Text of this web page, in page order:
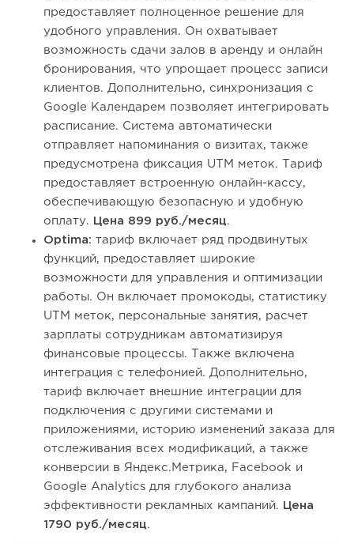
предоставляет полноценное решение для
удобного управления. Он охватывает
возможность сдачи залов в аренду и онлайн
бронирования, что упрощает процесс записи
клиентов. Дополнительно, синхронизация с
Google Календарем позволяет интегрировать
расписание. Система автоматически
отправляет напоминания о визитах, также
предусмотрена фиксация UTM меток. Тариф
предоставляет встроенную онлайн-кассу,
обеспечивающую безопасную и удобную
оплату.
Цена 899 руб./месяц.
Optima: тариф включает ряд продвинутых
функций, предоставляет широкие
возможности для управления и оптимизации
работы. Он включает промокоды, статистику
UTM меток, персональные занятия, расчет
зарплаты сотрудникам автоматизируя
финансовые процессы. Также включена
интеграция с телефонией. Дополнительно,
тариф включает внешние интеграции для
подключения с другими системами и
приложениями, историю изменений заказа для
отслеживания всех модификаций, а также
конверсии в Яндекс.Метрика, Facebook и
Google Analytics для глубокого анализа
эффективности рекламных кампаний.
Цена
1790 руб./месяц.